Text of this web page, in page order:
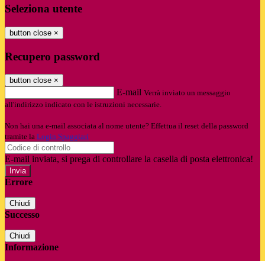
Seleziona utente
button close ×
Recupero password
button close ×
E-mail Verrà inviato un messaggio
all'indirizzo indicato con le istruzioni necessarie.
Non hai una e-mail associata al nome utente? Effettua il reset della password
tramite la Login Spaggiari
E-mail inviata, si prega di controllare la casella di posta elettronica!
Errore
Chiudi
Successo
Chiudi
Informazione